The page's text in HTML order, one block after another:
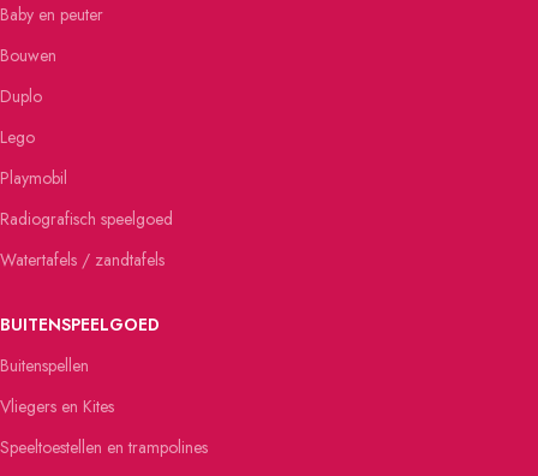
Baby en peuter
Bouwen
Duplo
Lego
Playmobil
Radiografisch speelgoed
Watertafels / zandtafels
BUITENSPEELGOED
Buitenspellen
Vliegers en Kites
Speeltoestellen en trampolines